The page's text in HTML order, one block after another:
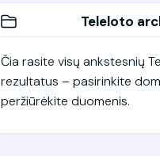
Teleloto
Čia rasite visų ankstesnių
rezultatus – pasirinkite
peržiūrėkite duomenis.